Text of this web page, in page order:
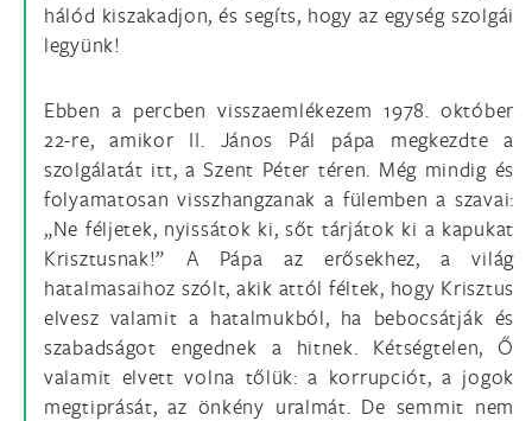
hálód kiszakadjon, és segíts, hogy az egység szolgái
legyünk!
Ebben a percben visszaemlékezem 1978. október
22-re, amikor II. János Pál pápa megkezdte a
szolgálatát itt, a Szent Péter téren. Még mindig és
folyamatosan visszhangzanak a fülemben a szavai:
„Ne féljetek, nyissátok ki, sőt tárjátok ki a kapukat
Krisztusnak!” A Pápa az erősekhez, a világ
hatalmasaihoz szólt, akik attól féltek, hogy Krisztus
elvesz valamit a hatalmukból, ha bebocsátják és
szabadságot engednek a hitnek. Kétségtelen, Ő
valamit elvett volna tőlük: a korrupciót, a jogok
megtiprását, az önkény uralmát. De semmit nem